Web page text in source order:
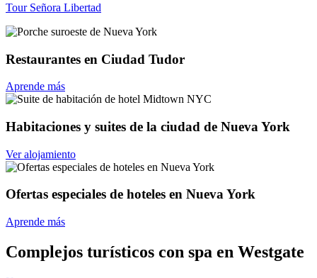
Tour Señora Libertad
Restaurantes en Ciudad Tudor
Aprende más
Habitaciones y suites de la ciudad de Nueva York
Ver alojamiento
Ofertas especiales de hoteles en Nueva York
Aprende más
Complejos turísticos con spa en Westgate